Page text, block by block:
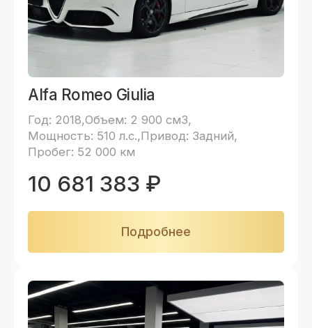
Alfa Romeo Giulia
Год: 2018 Объем: 2 900 см3
Мощность: 510 л.с. Привод: Задний
Пробег: 52 000 км
10 681 383 ₽
Подробнее